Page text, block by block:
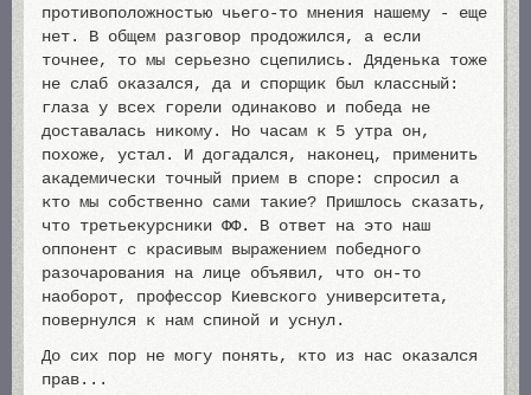
противоположностью чьего-то мнения нашему - еще
нет. В общем разговор продожился, а если
точнее, то мы серьезно сцепились. Дяденька тоже
не слаб оказался, да и спорщик был классный:
глаза у всех горели одинаково и победа не
доставалась никому. Но часам к 5 утра он,
похоже, устал. И догадался, наконец, применить
академически точный прием в споре: спросил а
кто мы собственно сами такие? Пришлось сказать,
что третьекурсники ФФ. В ответ на это наш
оппонент с красивым выражением победного
разочарования на лице объявил, что он-то
наоборот, профессор Киевского университета,
повернулся к нам спиной и уснул.
До сих пор не могу понять, кто из нас оказался
прав...